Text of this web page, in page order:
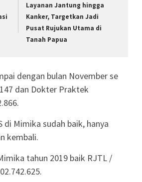
Layanan Jantung hingga
Kanker, Targetkan Jadi
Pusat Rujukan Utama di
Tanah Papua
dengan bulan November se
dan Dokter Praktek
di Mimika sudah baik, hanya
kembali.
tahun 2019 baik RJTL /